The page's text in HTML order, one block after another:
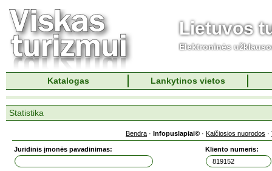
Lietuvos
Elektroninės
Katalogas Lankytinos vietos
Statistika
Bendra · Infopuslapiai© · Kaičiosios nuorodos ·
Juridinis įmonės pavadinimas: Kliento numeris: